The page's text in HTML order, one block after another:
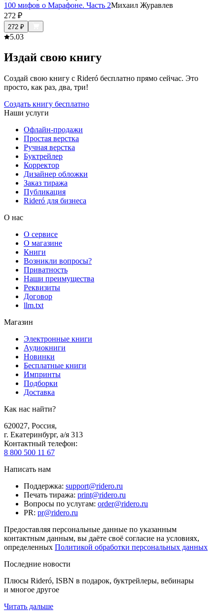
100 мифов о Марафоне. Часть 2Михаил Журавлев
272 ₽
272 ₽
5.03
Издай свою книгу
Создай свою книгу с Rideró бесплатно прямо сейчас. Это
просто, как раз, два, три!
Создать книгу бесплатно
Наши услуги
Офлайн-продажи
Простая верстка
Ручная верстка
Буктрейлер
Корректор
Дизайнер обложки
Заказ тиража
Публикация
Rideró для бизнеса
О нас
О сервисе
О магазине
Книги
Возникли вопросы?
Приватность
Наши преимущества
Реквизиты
Договор
llm.txt
Магазин
Электронные книги
Аудиокниги
Новинки
Бесплатные книги
Импринты
Подборки
Доставка
Как нас найти?
620027, Россия,
г. Екатеринбург, а/я 313
Контактный телефон:
8 800 500 11 67
Написать нам
Поддержка: support@ridero.ru
Печать тиража: print@ridero.ru
Вопросы по услугам: order@ridero.ru
PR: pr@ridero.ru
Предоставляя персональные данные по указанным
контактным данным, вы даёте своё согласие на условиях,
определенных Политикой обработки персональных данных
Последние новости
Плюсы Rideró, ISBN в подарок, буктрейлеры, вебинары
и многое другое
Читать дальше